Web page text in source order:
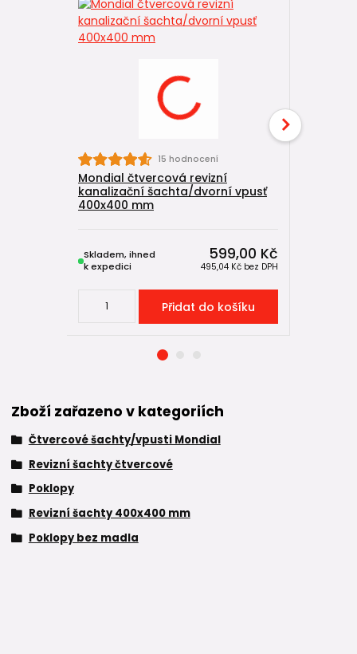
15 hodnocení
Mondial čtvercová revizní
kanalizační šachta/dvorní vpusť
400x400 mm
599,00 Kč
495,04 Kč bez DPH
Skladem, ihned
k expedici
Přidat do košíku
Zboží zařazeno v kategoriích
Čtvercové šachty/vpusti Mondial
Revizní šachty čtvercové
Poklopy
Revizní šachty 400x400 mm
Poklopy bez madla